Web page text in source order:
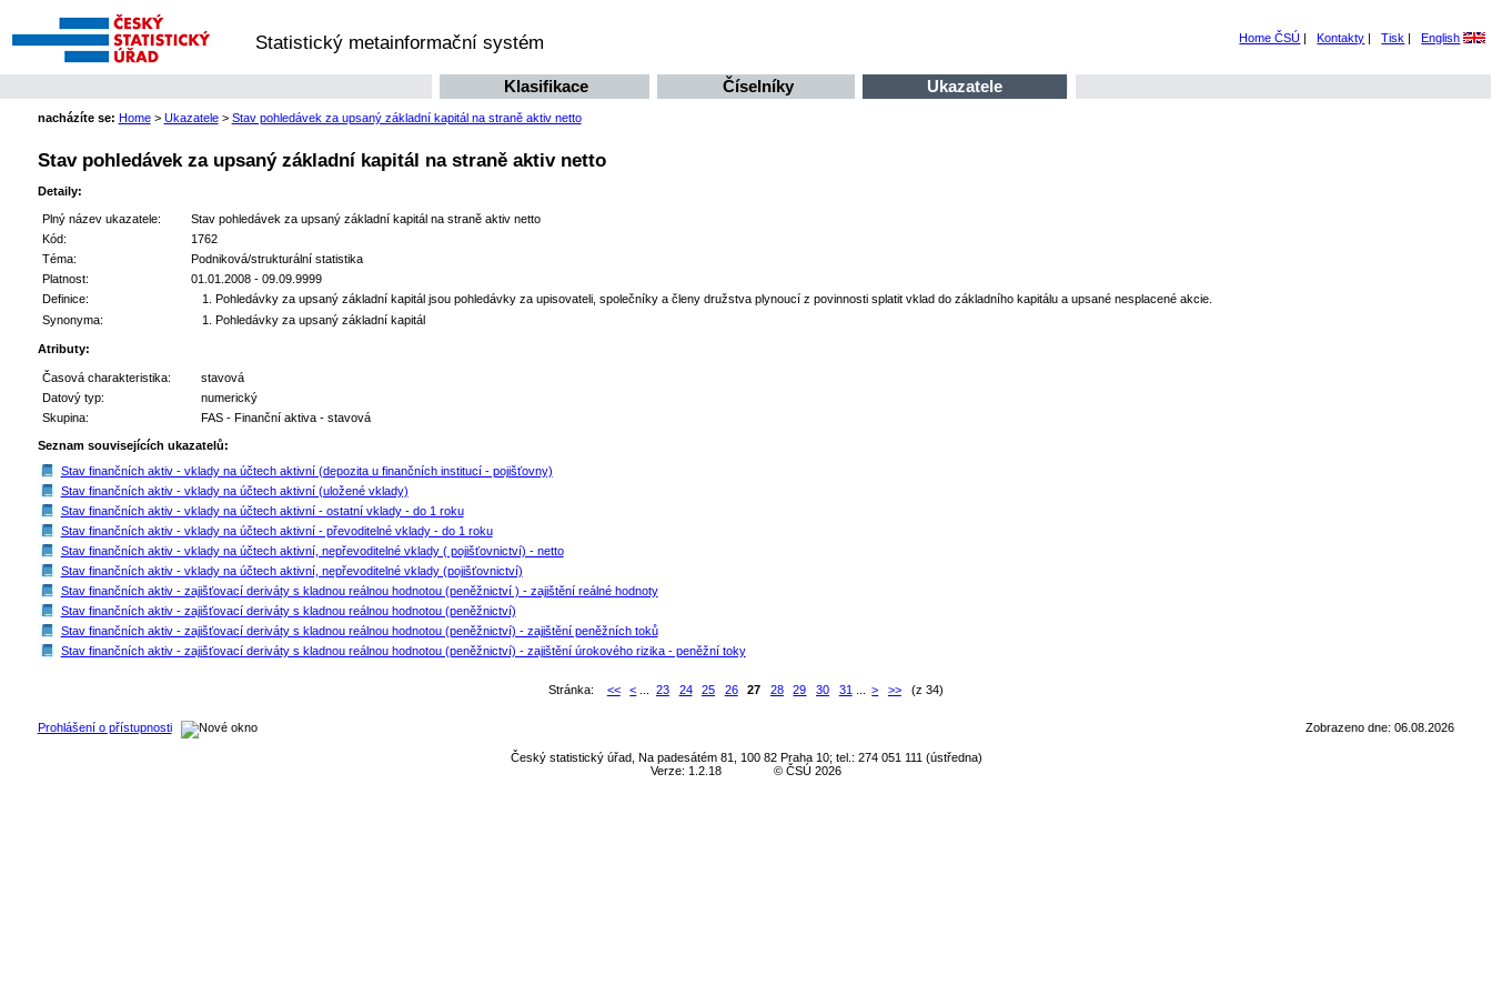
Statistický metainformační systém Home ČSÚ | Kontakty | Tisk | English
Klasifikace Číselníky Ukazatele
nacházíte se: Home> Ukazatele > Stav pohledávek za upsaný základní kapitál na straně aktiv netto
Stav pohledávek za upsaný základní kapitál na straně aktiv netto
Detaily:
Plný název ukazatele:
Stav pohledávek za upsaný základní kapitál na straně aktiv netto
Kód:
1762
Téma:
Podniková/strukturální statistika
Platnost:
01.01.2008 - 09.09.9999
Definice:
Pohledávky za upsaný základní kapitál jsou pohledávky za upisovateli, společníky a členy družstva plynoucí z povinnosti splatit vklad do základního kapitálu a upsané nesplacené akcie.
Synonyma:
Pohledávky za upsaný základní kapitál
Atributy:
Časová charakteristika:
stavová
Datový typ:
numerický
Skupina:
FAS - Finanční aktiva - stavová
Seznam souvisejících ukazatelů:
Stav finančních aktiv - vklady na účtech aktivní (depozita u finančních institucí - pojišťovny)
Stav finančních aktiv - vklady na účtech aktivní (uložené vklady)
Stav finančních aktiv - vklady na účtech aktivní - ostatní vklady - do 1 roku
Stav finančních aktiv - vklady na účtech aktivní - převoditelné vklady - do 1 roku
Stav finančních aktiv - vklady na účtech aktivní, nepřevoditelné vklady ( pojišťovnictví) - netto
Stav finančních aktiv - vklady na účtech aktivní, nepřevoditelné vklady (pojišťovnictví)
Stav finančních aktiv - zajišťovací deriváty s kladnou reálnou hodnotou (peněžnictví ) - zajištění reálné hodnoty
Stav finančních aktiv - zajišťovací deriváty s kladnou reálnou hodnotou (peněžnictví)
Stav finančních aktiv - zajišťovací deriváty s kladnou reálnou hodnotou (peněžnictví) - zajištění peněžních toků
Stav finančních aktiv - zajišťovací deriváty s kladnou reálnou hodnotou (peněžnictví) - zajištění úrokového rizika - peněžní toky
Stránka: << < 23 24 25 26 27 28 29 30 31 > >>(z 34)
Prohlášení o přístupnosti Zobrazeno dne: 06.08.2026
Český statistický úřad, Na padesátém 81, 100 82 Praha 10; tel.: 274 051 111 (ústředna)
Verze: 1.2.18
© ČSÚ 2026